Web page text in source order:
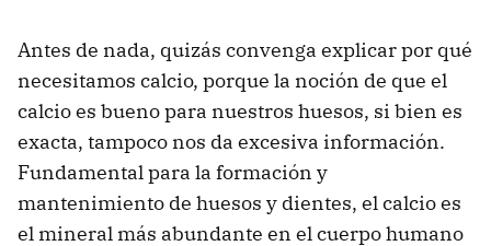
Antes de nada, quizás convenga explicar por qué
necesitamos calcio, porque la noción de que el
calcio es bueno para nuestros huesos, si bien es
exacta, tampoco nos da excesiva información.
Fundamental para la formación y
mantenimiento de huesos y dientes, el calcio es
el mineral más abundante en el cuerpo humano